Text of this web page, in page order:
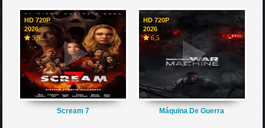
HD 720P
2026
5,9
Scream 7
HD 720P
2026
6,5
Máquina De Guerra